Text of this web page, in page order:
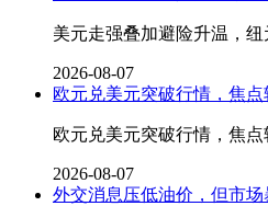
美元走强叠加避险升温，
2026-08-07
欧元兑美元突破行情，焦
欧元兑美元突破行情，焦
2026-08-07
外交消息压低油价，但市